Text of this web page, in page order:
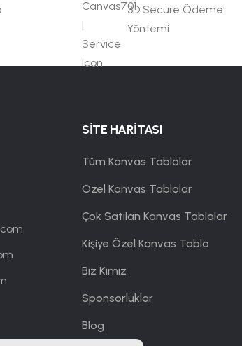
3D Secure Ödeme
Yöntemi
SİTE HARİTASI
Tüm Kanvas Tablolar
Özel Kanvas Tablolar
Çok Satılan Kanvas Tablolar
Kişiye Özel Kanvas Tablo
Biz Kimiz
Sponsorluklar
Blog